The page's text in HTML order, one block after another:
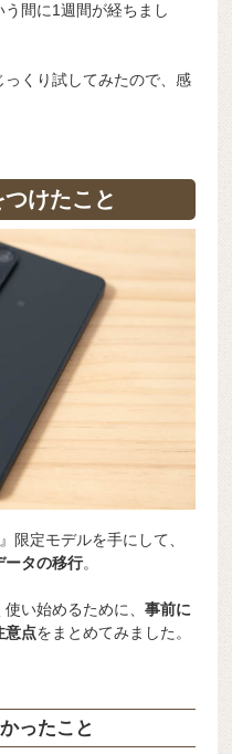
間に1週間が経ちまし
くり試してみたので、感
けたこと
限定モデルを手にして、
ータの移行。
使い始めるために、事前に
意点をまとめてみました。
ったこと